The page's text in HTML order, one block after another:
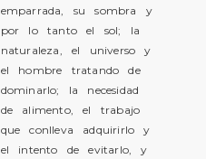
emparrada, su sombra y
por lo tanto el sol; la
naturaleza, el universo y
el hombre tratando de
dominarlo; la necesidad
de alimento, el trabajo
que conlleva adquirirlo y
el intento de evitarlo, y